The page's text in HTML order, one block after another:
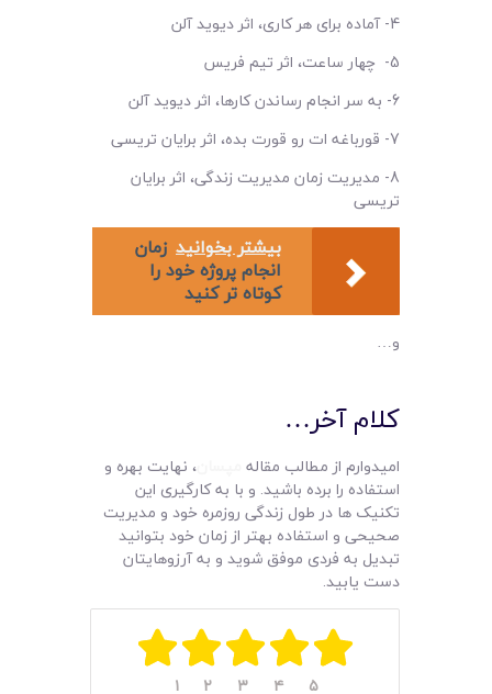
4- آماده برای هر کاری، اثر دیوید آلن
5- چهار ساعت، اثر تیم فریس
6- به سر انجام رساندن کارها، اثر دیوید آلن
7- قورباغه ات رو قورت بده، اثر برایان تریسی
8- مدیریت زمان مدیریت زندگی، اثر برایان
تریسی
بیشتر بخوانید زمان
انجام پروژه خود را
کوتاه تر کنید
و…
کلام آخر…
امیدوارم از مطالب مقاله
، نهایت بهره و
استفاده را برده باشید. و با به کارگیری این
تکنیک ها در طول زندگی روزمره خود و مدیریت
صحیحی و استفاده بهتر از زمان خود بتوانید
تبدیل به فردی موفق شوید و به آرزوهایتان
دست یابید.
۱ ۲ ۳ ۴ ۵